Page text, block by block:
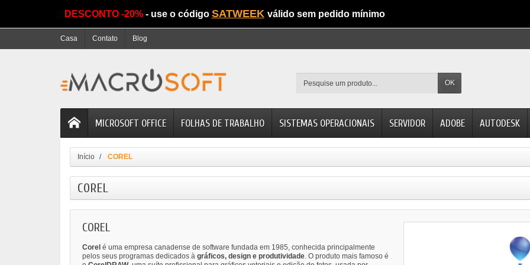
DESCONTO -20% - use o código SATWEEK válido sem pedido mínimo
Casa Contato Blog
OK
MICROSOFT OFFICE FOLHAS DE TRABALHO SISTEMAS OPERACIONAIS SERVIDOR ADOBE AUTODESK
Início COREL
COREL
COREL
Corel é uma empresa canadense de software fundada em 1985, conhecida principalmente
pelos seus programas dedicados à gráficos, design e produtividade . O produto mais famoso é